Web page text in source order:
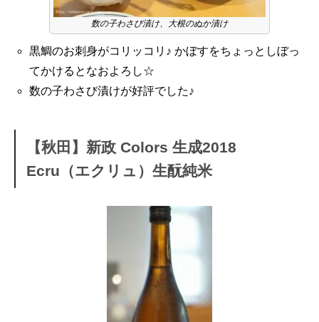
数の子わさび漬け、大根のぬか漬け
黒鯛のお刺身がコリッコリ♪ かぼすをちょっとしぼっ
てかけるとなおよろし☆
数の子わさび漬けが好評でした♪
【秋田】新政 Colors 生成2018
Ecru（エクリュ）生酛純米